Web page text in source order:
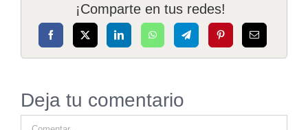
¡Comparte en tus redes!
Deja tu comentario